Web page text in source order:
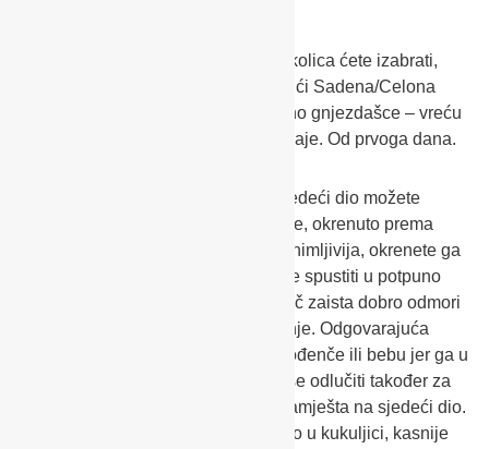
Bez obzira na to, koju konstrukciju kolica ćete izabrati,
RECARO ima za njih prilagođavajući Sadena/Celona
sjedeći dio, košaru za dijete, mekano gnjezdašce – vreću
za noge i RECARO autosjedalicu -jaje. Od prvoga dana.
Kako vam se više sviđa, udoban sjedeći dio možete
namjestiti suprotno od smjera vožnje, okrenuto prema
vama ili ako je mališanu okolina zanimljivija, okrenete ga
u smjeru vožnje. Sjedeći dio možete spustiti u potpuno
ležeći položaj – da se mali istraživač zaista dobro odmori
ili da si priušti samo kratko drijemanje. Odgovarajuća
duboka košara je idealna za novorođenče ili bebu jer ga u
njoj nježno zaljulja u san. Možete se odlučiti također za
gnjezdašce, koje se jednostavno namješta na sjedeći dio.
Novorođenče je u njoj zaštićeno kao u kukuljici, kasnije